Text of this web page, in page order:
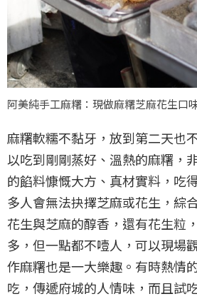
阿美純手工麻糬：現做麻糬芝麻花生口
麻糬軟糯不黏牙，放到第二天也
以吃到剛剛蒸好、溫熱的麻糬，
的餡料慷慨大方、真材實料，吃
多人會無法抉擇芝麻或花生，綜
花生與芝麻的醇香，還有花生粒
多，但一點都不噎人，可以現場
作麻糬也是一大樂趣。有時熱情
吃，傳遞府城的人情味，而且試